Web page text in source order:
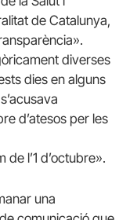
de Catalunya,
diverses
dies en alguns
d’atesos per les
l’1 d’octubre».
una